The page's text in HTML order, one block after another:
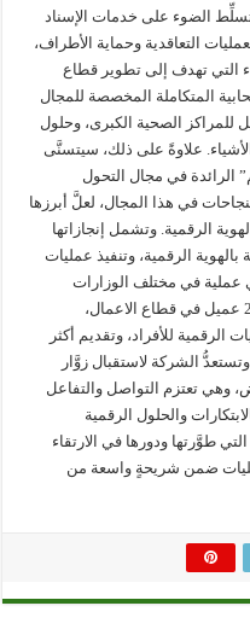
الضوء على خدمات الإسناد
التعاقدية وحماية الأطراف،
التي تهدف إلى تطوير قطاع
المتكاملة المخصصة للمجال
للمراكز الصحية الكبرى، وحلول
علاوةً على ذلك، سيتسنَّى
الرائدة في مجال التحول
في هذا المجال، لعلَّ أبرزها
الرقمية. وتشمل إنجازاتها
الرقمية، وتنفيذ عمليات
عملية في مختلف الوزارات
والجهات الخاصة، والارتباط مع أكثر من 200 عميل في قطاع الاعمال،
للأفراد، وتقديم أكثر
وتستعدُّ الشركة لاستقبال زوَّار
وهي تعتزم التواصل والتفاعل
والحلول الرقمية
طوَّرتها ودورها في الارتقاء
ضمن شريحةٍ واسعة من